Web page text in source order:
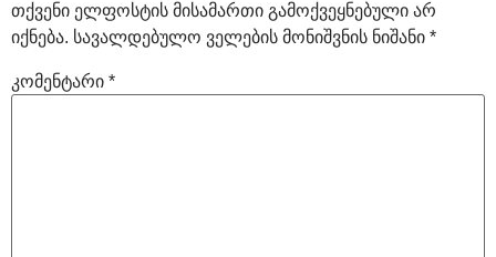
თქვენი ელფოსტის მისამართი გამოქვეყნებული არ
იქნება. სავალდებულო ველების მონიშვნის ნიშანი *
კომენტარი *